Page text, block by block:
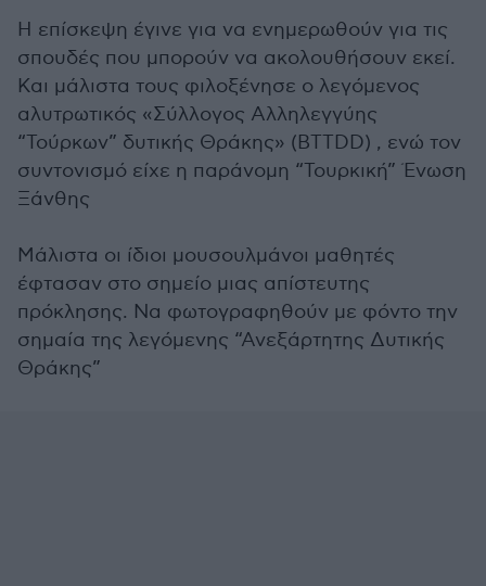
Η επίσκεψη έγινε για να ενημερωθούν για τις
σπουδές που μπορούν να ακολουθήσουν εκεί.
Και μάλιστα τους φιλοξένησε ο λεγόμενος
αλυτρωτικός «Σύλλογος Αλληλεγγύης
“Τούρκων” δυτικής Θράκης» (BTTDD) , ενώ τον
συντονισμό είχε η παράνομη “Τουρκική” Ένωση
Ξάνθης
Μάλιστα οι ίδιοι μουσουλμάνοι μαθητές
έφτασαν στο σημείο μιας απίστευτης
πρόκλησης. Να φωτογραφηθούν με φόντο την
σημαία της λεγόμενης “Ανεξάρτητης Δυτικής
Θράκης”